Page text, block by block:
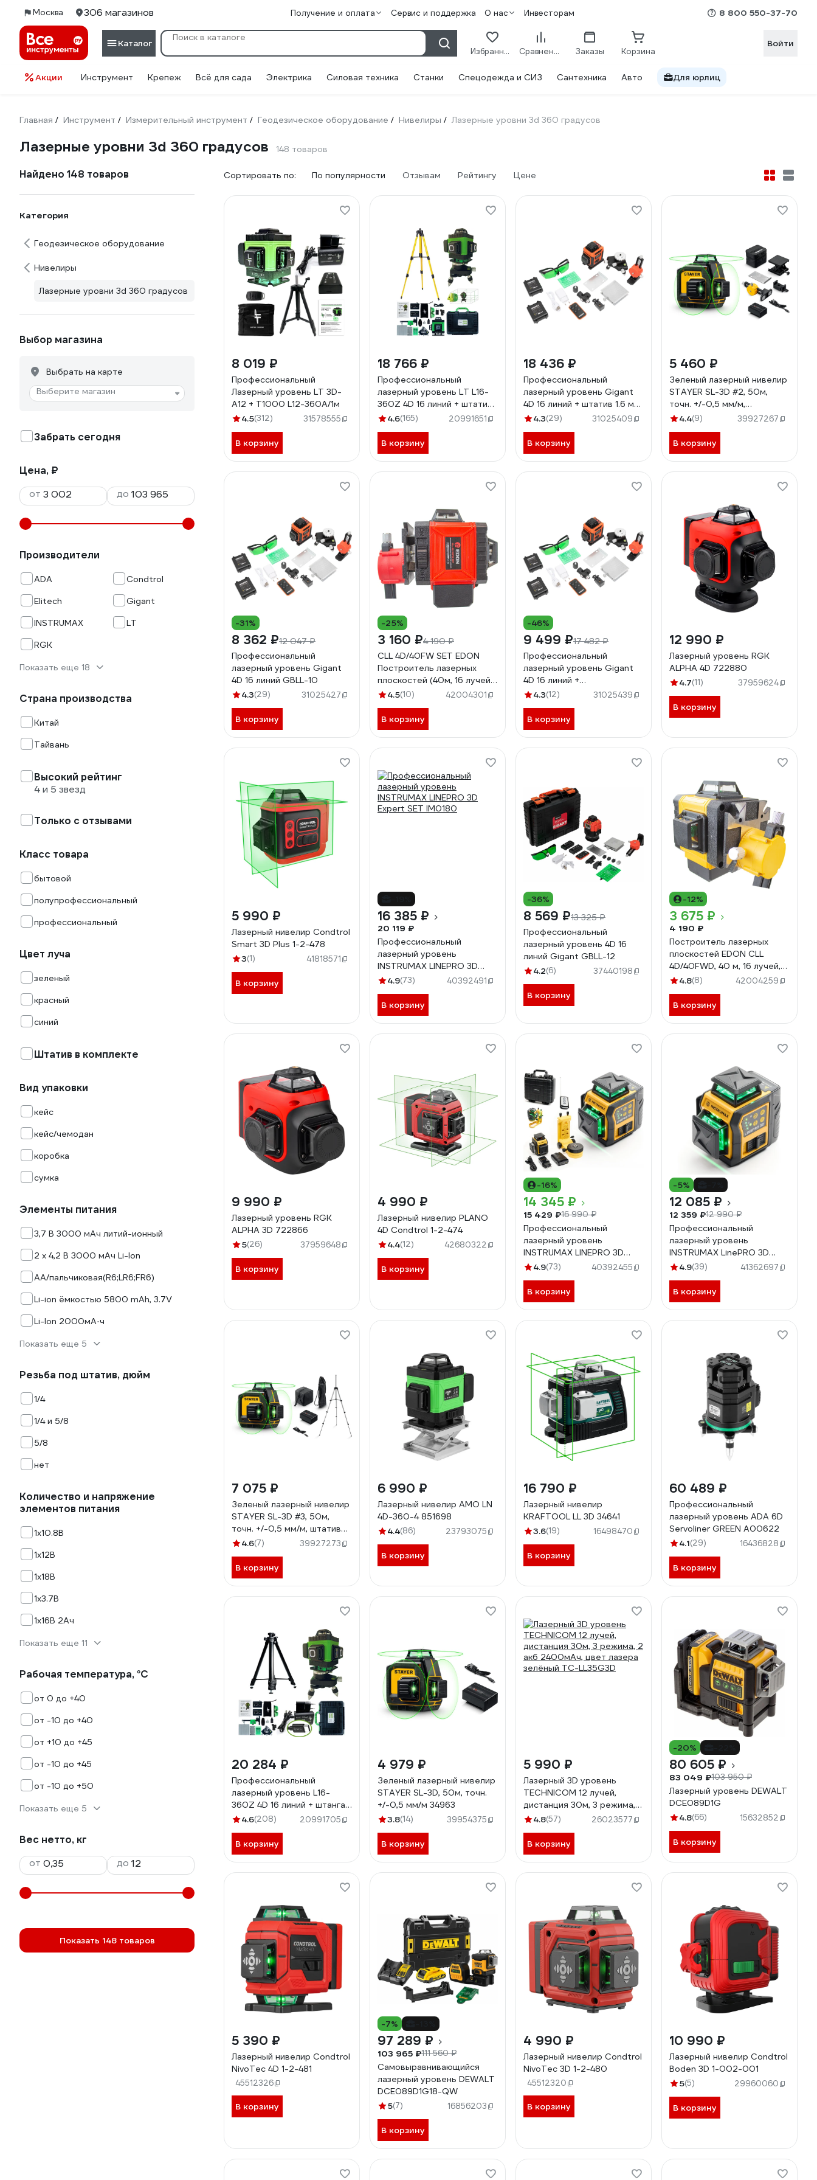
Москва 306 магазинов Получение и оплата Сервис и поддержка О нас Инвесторам 8 800 550-37-70
Каталог
Избранное Сравнение Заказы Корзина
Войти
Акции Инструмент Крепеж Всё для сада Электрика Силовая техника Станки Спецодежда и СИЗ Сантехника Авто Для юрлиц
Главная / Инструмент / Измерительный инструмент / Геодезическое оборудование / Нивелиры / Лазерные уровни 3d 360 градусов
Лазерные уровни 3d 360 градусов 148 товаров
Найдено 148 товаров
Категория
Геодезическое оборудование
Нивелиры
Лазерные уровни 3d 360 градусов
Выбор магазина
Выбрать на карте
Выберите магазин
Забрать сегодня
Цена, ₽
от
до
Производители
ADA
Condtrol
Elitech
Gigant
INSTRUMAX
LT
RGK
Показать еще 18
Страна производства
Китай
Тайвань
Высокий рейтинг
4 и 5 звезд
Только с отзывами
Класс товара
бытовой
полупрофессиональный
профессиональный
Цвет луча
зеленый
красный
синий
Штатив в комплекте
Вид упаковки
кейс
кейс/чемодан
коробка
сумка
Элементы питания
3,7 В 3000 мАч литий-ионный
2 х 4,2 В 3000 мАч Li-Ion
AA/пальчиковая(R6;LR6;FR6)
Li-ion ёмкостью 5800 mAh, 3.7V
Li-lon 2000мА·ч
Показать еще 5
Резьба под штатив, дюйм
1/4
1/4 и 5/8
5/8
нет
Количество и напряжение
элементов питания
1х10.8B
1х12B
1х18B
1х3.7B
1х16В 2Ач
Показать еще 11
Рабочая температура, °С
от 0 до +40
от -10 до +40
от +10 до +45
от -10 до +45
от -10 до +50
Показать еще 5
Вес нетто, кг
от
до
Показать 148 товаров
Сортировать по: По популярности Отзывам Рейтингу Цене
8 019 ₽
Профессиональный
Лазерный уровень LT 3D-
А12 + Т1000 L12-360A/1м
4.5(312) 31578555
В корзину
18 766 ₽
Профессиональный
лазерный уровень LT L16-
360Z 4D 16 линий + штатив
1.6 м L16-360Z/1.6м
4.6(165) 20991651
В корзину
18 436 ₽
Профессиональный
лазерный уровень Gigant
4D 16 линий + штатив 1.6 м
GBLL-9
4.3(29) 31025409
В корзину
5 460 ₽
Зеленый лазерный нивелир
STAYER SL-3D #2, 50м,
точн. +/-0,5 мм/м,
микролифт, держатель
4.4(9) 39927267
В корзину
-31%
8 362 ₽12 047 ₽
Профессиональный
лазерный уровень Gigant
4D 16 линий GBLL-10
4.3(29) 31025427
В корзину
-25%
3 160 ₽4 190 ₽
CLL 4D/40FW SET EDON
Построитель лазерных
плоскостей (40м, 16 лучей,
360 гр, 515 Нм, 2шт АКБ,
4.5(10) 42004301
В корзину
-46%
9 499 ₽17 482 ₽
Профессиональный
лазерный уровень Gigant
4D 16 линий +
телескопическая штанга
4.3(12) 31025439
В корзину
12 990 ₽
Лазерный уровень RGK
ALPHA 4D 722880
4.7(11) 37959624
В корзину
5 990 ₽
Лазерный нивелир Condtrol
Smart 3D Plus 1-2-478
3(1) 41818571
В корзину
16 385 ₽
20 119 ₽
Профессиональный
лазерный уровень
INSTRUMAX LINEPRO 3D
Expert SET IM0180
4.9(73) 40392491
В корзину
-36%
8 569 ₽13 325 ₽
Профессиональный
лазерный уровень 4D 16
линий Gigant GBLL-12
4.2(6) 37440198
В корзину
-12%
3 675 ₽
4 190 ₽
Построитель лазерных
плоскостей EDON CLL
4D/40FWD, 40 м, 16 лучей,
360 градусов, 515 нм, 2
4.8(8) 42004259
В корзину
9 990 ₽
Лазерный уровень RGK
ALPHA 3D 722866
5(26) 37959648
В корзину
4 990 ₽
Лазерный нивелир PLANO
4D Condtrol 1-2-474
4.4(12) 42680322
В корзину
-16%
14 345 ₽
15 429 ₽16 990 ₽
Профессиональный
лазерный уровень
INSTRUMAX LINEPRO 3D
Professional SET IM0179
4.9(73) 40392455
В корзину
-5%
12 085 ₽
12 359 ₽12 990 ₽
Профессиональный
лазерный уровень
INSTRUMAX LinePRO 3D
BAZA IM0204
4.9(39) 41362697
В корзину
7 075 ₽
Зеленый лазерный нивелир
STAYER SL-3D #3, 50м,
точн. +/-0,5 мм/м, штатив
34963-3
4.6(7) 39927273
В корзину
6 990 ₽
Лазерный нивелир AMO LN
4D-360-4 851698
4.4(86) 23793075
В корзину
16 790 ₽
Лазерный нивелир
KRAFTOOL LL 3D 34641
3.6(19) 16498470
В корзину
60 489 ₽
Профессиональный
лазерный уровень ADA 6D
Servoliner GREEN А00622
4.1(29) 16436828
В корзину
20 284 ₽
Профессиональный
лазерный уровень L16-
360Z 4D 16 линий + штанга
1.5м усиленная L16-
4.6(208) 20991705
В корзину
4 979 ₽
Зеленый лазерный нивелир
STAYER SL-3D, 50м, точн.
+/-0,5 мм/м 34963
3.8(14) 39954375
В корзину
5 990 ₽
Лазерный 3D уровень
TECHNICOM 12 лучей,
дистанция 30м, 3 режима, 2
акб 2400мАч, цвет лазера
4.8(57) 26023577
В корзину
-20%
80 605 ₽
83 049 ₽103 950 ₽
Лазерный уровень DEWALT
DCE089D1G
4.8(66) 15632852
В корзину
5 390 ₽
Лазерный нивелир Condtrol
NivoTec 4D 1-2-481
45512326
В корзину
-7%
97 289 ₽
103 965 ₽111 560 ₽
Самовыравнивающийся
лазерный уровень DEWALT
DCE089D1G18-QW
5(7) 16856203
В корзину
4 990 ₽
Лазерный нивелир Condtrol
NivoTec 3D 1-2-480
45512320
В корзину
10 990 ₽
Лазерный нивелир Condtrol
Boden 3D 1-002-001
5(5) 29960060
В корзину